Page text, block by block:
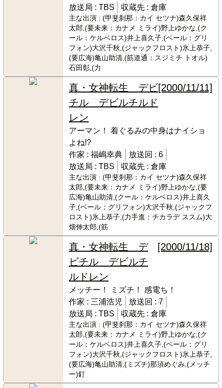
放送局 : TBS 収蔵先 : 倉庫
主な出演 : (甲斐刹那：カイ セツナ)森久保祥
太郎,(要未来：カナメ ミライ)野上ゆかな,(ク
ール：ケルベロス)井上喜久子,(ベール：グリ
フォン)大沢千秋,(ジャックフロスト)氷上恭子,
(要広海)亀山助清,(筋道通：スジミチ トオル)
石田彰,(力
真・女神転生 デビ
チル デビルチルド
レン
[2000/11/11]
アーマン！ 着ぐるみの中身はナイショ
よね!?
作家 : 福嶋幸典 放送回 : 6
放送局 : TBS 収蔵先 : 倉庫
主な出演 : (甲斐刹那：カイ セツナ)森久保祥
太郎,(要未来：カナメ ミライ)野上ゆかな,(要
広海)亀山助清,(クール：ケルベロス)井上喜久
子,(ベール：グリフォン)大沢千秋,(ジャックフ
ロスト)氷上恭子,(力手進：チカラデ ススム)大
畑伸太郎,(筋
真・女神転生 デ
ビチル デビルチ
ルドレン
[2000/11/18]
メッチー！ ミズチ！ 感電ち！
作家 : 三浦浩児 放送回 : 7
放送局 : TBS 収蔵先 : 倉庫
主な出演 : (甲斐刹那：カイ セツナ)森久保祥
太郎,(要未来：カナメ ミライ)野上ゆかな,(ク
ール：ケルベロス)井上喜久子,(ベール：グリ
フォン)大沢千秋,(ジャックフロスト)氷上恭子,
(要広海)亀山助清,(ミズチ)那須めぐみ,(メッチ
ー)釘